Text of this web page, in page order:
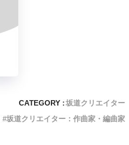
CATEGORY :坂道クリエイター
坂道クリエイター：作曲家・編曲家